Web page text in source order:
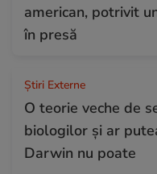
american, potrivit
în presă
Știri Externe
O teorie veche de
biologilor și ar
Darwin nu poate